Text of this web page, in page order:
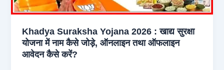
रही
रुपए,
ऐसे
करें
Khadya Suraksha Yojana 2026 : खाद्य सुरक्षा
योजना में नाम कैसे जोड़े, ऑनलाइन तथा ऑफलाइन
आवेदन कैसे करें?